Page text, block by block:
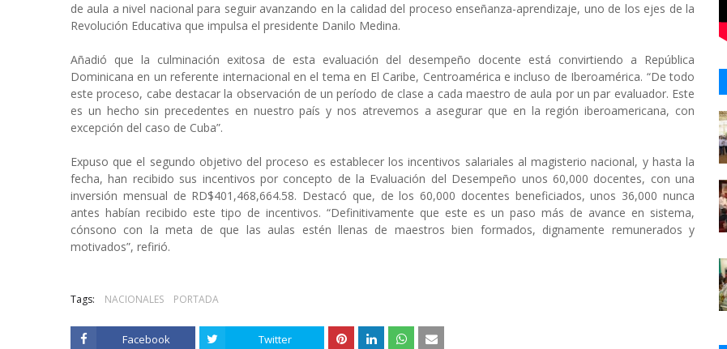
de aula a nivel nacional para seguir avanzando en la calidad del proceso enseñanza-aprendizaje, uno de los ejes de la
Revolución Educativa que impulsa el presidente Danilo Medina.
Añadió que la culminación exitosa de esta evaluación del desempeño docente está convirtiendo a República
Dominicana en un referente internacional en el tema en El Caribe, Centroamérica e incluso de Iberoamérica. “De todo
este proceso, cabe destacar la observación de un período de clase a cada maestro de aula por un par evaluador. Este
es un hecho sin precedentes en nuestro país y nos atrevemos a asegurar que en la región iberoamericana, con
excepción del caso de Cuba”.
Expuso que el segundo objetivo del proceso es establecer los incentivos salariales al magisterio nacional, y hasta la
fecha, han recibido sus incentivos por concepto de la Evaluación del Desempeño unos 60,000 docentes, con una
inversión mensual de RD$401,468,664.58. Destacó que, de los 60,000 docentes beneficiados, unos 36,000 nunca
antes habían recibido este tipo de incentivos. “Definitivamente que este es un paso más de avance en sistema,
cónsono con la meta de que las aulas estén llenas de maestros bien formados, dignamente remunerados y
motivados”, refirió.
Tags: NACIONALES PORTADA
Facebook Twitter